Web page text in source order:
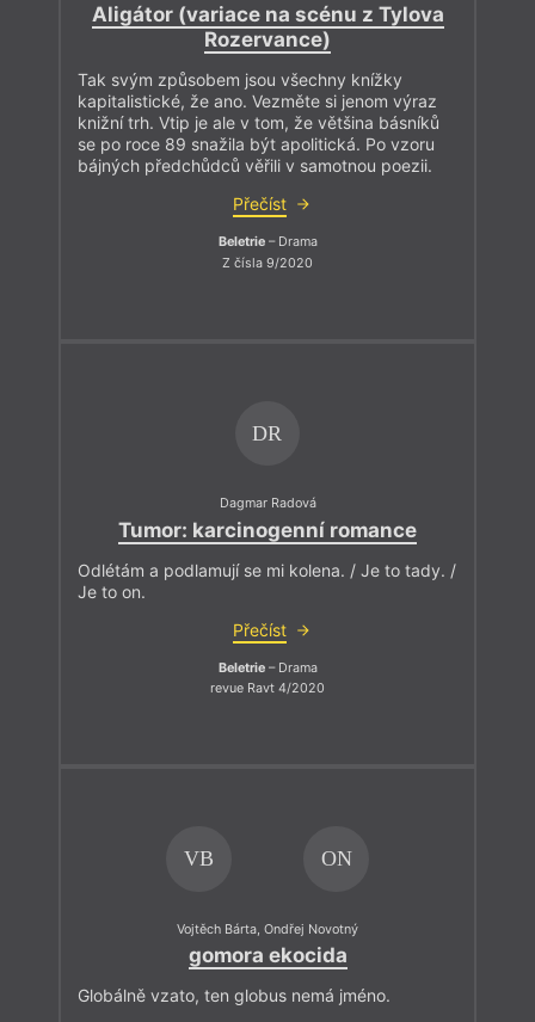
Aligátor (variace na scénu z Tylova
Rozervance)
Tak svým způsobem jsou všechny knížky
kapitalistické, že ano. Vezměte si jenom výraz
knižní trh. Vtip je ale v tom, že většina básníků
se po roce 89 snažila být apolitická. Po vzoru
bájných předchůdců věřili v samotnou poezii.
Přečíst
Beletrie– Drama
Z čísla 9/2020
DR
Dagmar Radová
Tumor: karcinogenní romance
Odlétám a podlamují se mi kolena. / Je to tady. /
Je to on.
Přečíst
Beletrie– Drama
revue Ravt 4/2020
VB ON
Vojtěch Bárta, Ondřej Novotný
gomora ekocida
Globálně vzato, ten globus nemá jméno.